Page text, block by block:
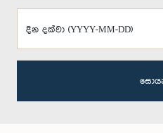
දින දක්වා (YYYY-MM-DD)